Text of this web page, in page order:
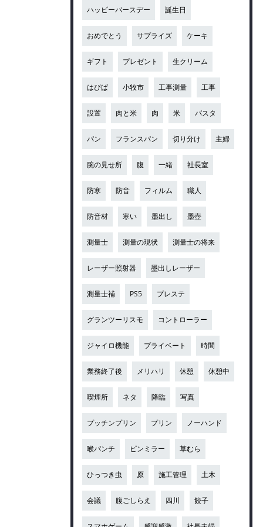
ハッピーバースデー 誕生日
おめでとう サプライズ ケーキ
ギフト プレゼント 生クリーム
はぴば 小牧市 工事測量 工事
設置 肉と米 肉 米 パスタ
パン フランスパン 切り分け 主婦
腕の見せ所 腹 一緒 社長室
防寒 防音 フィルム 職人
防音材 寒い 墨出し 墨壺
測量士 測量の現状 測量士の将来
レーザー照射器 墨出しレーザー
測量士補 PS5 プレステ
グランツーリスモ コントローラー
ジャイロ機能 プライベート 時間
業務終了後 メリハリ 休憩 休憩中
喫煙所 ネタ 降臨 写真
プッチンプリン プリン ノーハンド
喉パンチ ピンミラー 草むら
ひっつき虫 原 施工管理 土木
会議 腹ごしらえ 四川 餃子